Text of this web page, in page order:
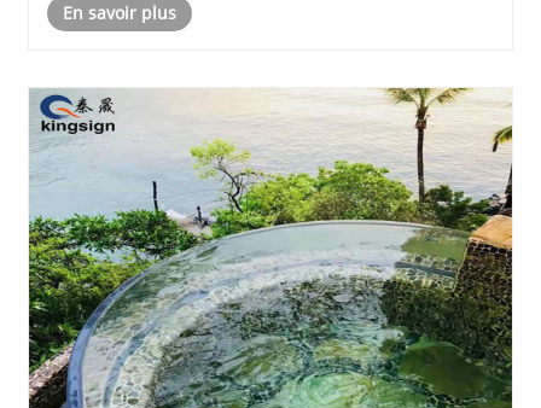
luxueuses. Alors, quelles sont les caractéristiques......
En savoir plus